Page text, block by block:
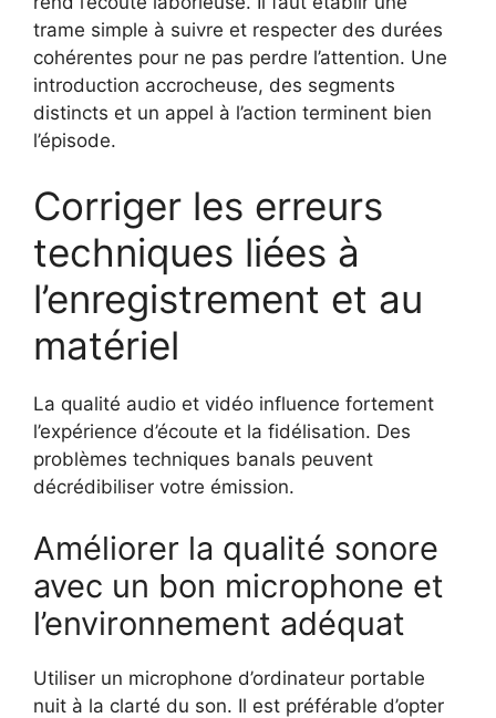
trame simple à suivre et respecter des durées
cohérentes pour ne pas perdre l’attention. Une
introduction accrocheuse, des segments
distincts et un appel à l’action terminent bien
l’épisode.
Corriger les erreurs
techniques liées à
l’enregistrement et au
matériel
La qualité audio et vidéo influence fortement
l’expérience d’écoute et la fidélisation. Des
problèmes techniques banals peuvent
décrédibiliser votre émission.
Améliorer la qualité sonore
avec un bon microphone et
l’environnement adéquat
Utiliser un microphone d’ordinateur portable
nuit à la clarté du son. Il est préférable d’opter